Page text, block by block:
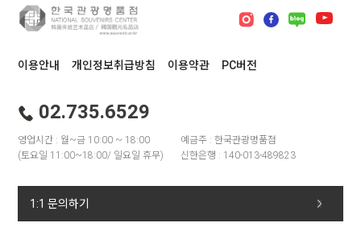
이용안내 개인정보취급방침 이용약관 PC버전
02.735.6529
영업시간 : 월~금 10:00 ~ 18:00
(토요일 11:00~18:00/ 일요일 휴무)
예금주 : 한국관광명품점
신한은행 : 140-013-489823
1:1 문의하기